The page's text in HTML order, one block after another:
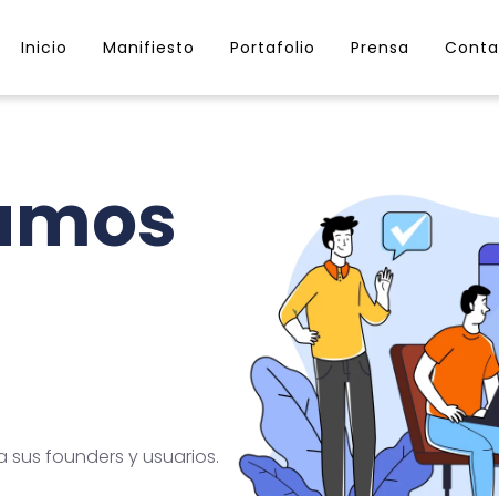
Inicio Manifiesto Portafolio Prensa
founders y usuarios.